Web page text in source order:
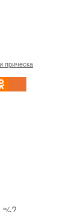
прическа